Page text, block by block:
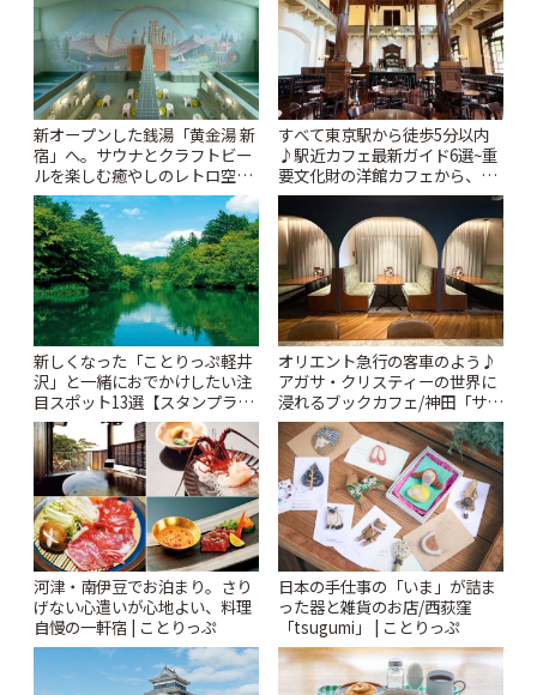
新オープンした銭湯「黄金湯 新
宿」へ。サウナとクラフトビー
ルを楽しむ癒やしのレトロ空間
| ことりっぷ
すべて東京駅から徒歩5分以内
♪駅近カフェ最新ガイド6選~重
要文化財の洋館カフェから、改
札すぐのレトロ喫茶まで~ | こと
りっぷ
新しくなった「ことりっぷ軽井
沢」と一緒におでかけしたい注
目スポット13選【スタンプラリ
ー開催中】 | ことりっぷ
オリエント急行の客車のよう♪
アガサ・クリスティーの世界に
浸れるブックカフェ/神田「サロ
ンクリスティ」 | ことりっぷ
河津・南伊豆でお泊まり。さり
げない心遣いが心地よい、料理
自慢の一軒宿 | ことりっぷ
日本の手仕事の「いま」が詰ま
った器と雑貨のお店/西荻窪
「tsugumi」 | ことりっぷ